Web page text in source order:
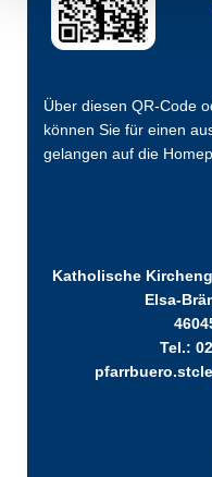
Über diesen QR-Code
können Sie für einen
gelangen auf die
Katholische
Elsa-
Tel.: